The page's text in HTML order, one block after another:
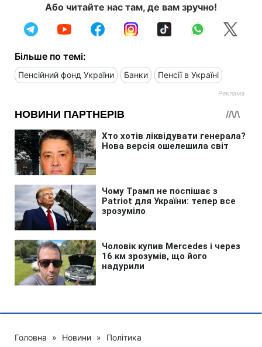
Або читайте нас там, де вам зручно!
Більше по темі:
Пенсійний фонд України Банки Пенсії в Україні
Головна » Новини » Політика